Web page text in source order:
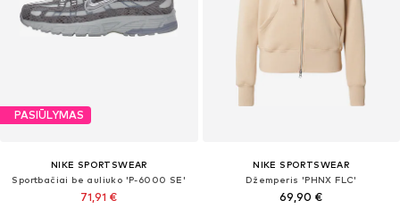
PASIŪLYMAS
NIKE SPORTSWEAR
Sportbačiai be auliuko 'P-6000 SE'
71,91 €
NIKE SPORTSWEAR
Džemperis 'PHNX FLC'
69,90 €